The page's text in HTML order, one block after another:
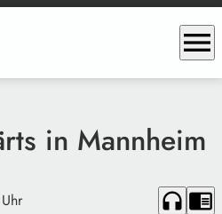
menu
in Mannheim
headphones chrome_reader_mode